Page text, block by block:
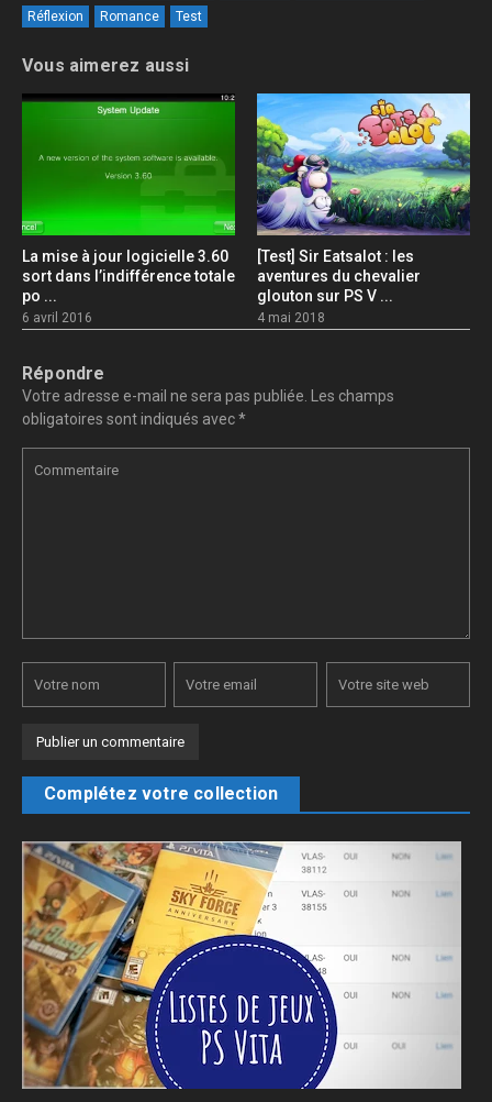
Réflexion
Romance Test
Vous aimerez aussi
La mise à jour logicielle 3.60
sort dans l’indifférence totale
po ...
6 avril 2016
[Test] Sir Eatsalot : les
aventures du chevalier
glouton sur PS V ...
4 mai 2018
Répondre
Votre adresse e-mail ne sera pas publiée. Les champs
obligatoires sont indiqués avec*
Complétez votre collection